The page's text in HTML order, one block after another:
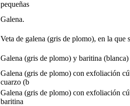
pequeñas
Galena.
Veta de galena (gris de plomo), en la que
Galena (gris de plomo) y baritina (blanca)
Galena (gris de plomo) con exfoliación
cuarzo (b
Galena (gris de plomo) con exfoliación
baritina